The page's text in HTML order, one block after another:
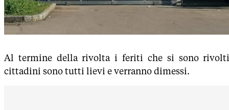
Al termine della rivolta i feriti che si sono
cittadini sono tutti lievi e verranno dimessi.